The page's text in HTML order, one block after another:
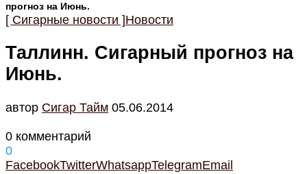
прогноз на Июнь.
[ Сигарные новости ]Новости
Таллинн. Сигарный прогноз на
Июнь.
автор Cигар Тайм 05.06.2014
0 комментарий
0
FacebookTwitterWhatsappTelegramEmail